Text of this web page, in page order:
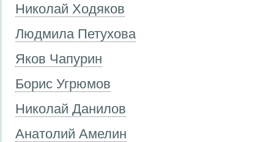
Николай Ходяков
Людмила Петухова
Яков Чапурин
Борис Угрюмов
Николай Данилов
Анатолий Амелин